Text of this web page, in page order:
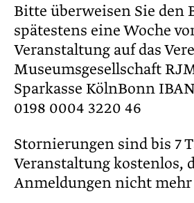
Bitte überweisen Sie den
spätestens eine Woche
Veranstaltung auf das
Museumsgesellschaft
Sparkasse KölnBonn
0198 0004 3220 46
Stornierungen sind bis 7
Veranstaltung kostenlos,
Anmeldungen nicht